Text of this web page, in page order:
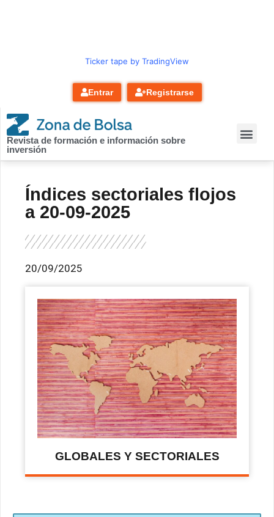
Ticker tape by TradingView
Entrar Registrarse
Revista de formación e información sobre
inversión
Índices sectoriales flojos
a 20-09-2025
20/09/2025
GLOBALES Y SECTORIALES